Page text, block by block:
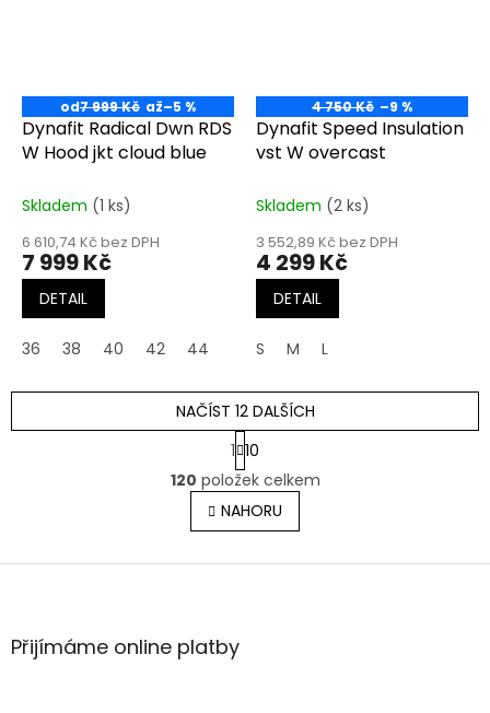
od7 999 Kč až–5 %
Dynafit Radical Dwn RDS
W Hood jkt cloud blue
Skladem (1 ks)
6 610,74 Kč bez DPH
7 999 Kč
DETAIL
36 38 40 42 44
4 750 Kč –9 %
Dynafit Speed Insulation
vst W overcast
Skladem (2 ks)
3 552,89 Kč bez DPH
4 299 Kč
DETAIL
S M L
O
v
l
á
NAČÍST 12 DALŠÍCH
S
t
r
á
n
k
v
1 10
120 položek celkem
NAHORU
Z
aPřijímáme online platby